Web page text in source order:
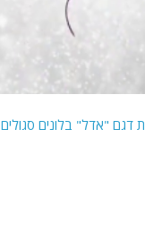
דגם "אדל" בלונים סגולים